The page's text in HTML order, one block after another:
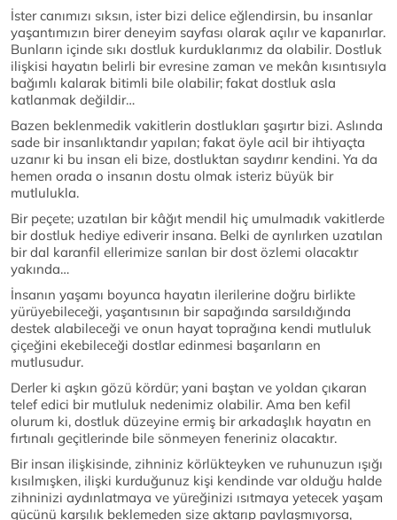
İster canımızı sıksın, ister bizi delice eğlendirsin, bu insanlar
yaşantımızın birer deneyim sayfası olarak açılır ve kapanırlar.
Bunların içinde sıkı dostluk kurduklarımız da olabilir. Dostluk
ilişkisi hayatın belirli bir evresine zaman ve mekân kısıntısıyla
bağımlı kalarak bitimli bile olabilir; fakat dostluk asla
katlanmak değildir…
Bazen beklenmedik vakitlerin dostlukları şaşırtır bizi. Aslında
sade bir insanlıktandır yapılan; fakat öyle acil bir ihtiyaçta
uzanır ki bu insan eli bize, dostluktan saydırır kendini. Ya da
hemen orada o insanın dostu olmak isteriz büyük bir
mutlulukla.
Bir peçete; uzatılan bir kâğıt mendil hiç umulmadık vakitlerde
bir dostluk hediye ediverir insana. Belki de ayrılırken uzatılan
bir dal karanfil ellerimize sarılan bir dost özlemi olacaktır
yakında…
İnsanın yaşamı boyunca hayatın ilerilerine doğru birlikte
yürüyebileceği, yaşantısının bir sapağında sarsıldığında
destek alabileceği ve onun hayat toprağına kendi mutluluk
çiçeğini ekebileceği dostlar edinmesi başarıların en
mutlusudur.
Derler ki aşkın gözü kördür; yani baştan ve yoldan çıkaran
telef edici bir mutluluk nedenimiz olabilir. Ama ben kefil
olurum ki, dostluk düzeyine ermiş bir arkadaşlık hayatın en
fırtınalı geçitlerinde bile sönmeyen feneriniz olacaktır.
Bir insan ilişkisinde, zihniniz körlükteyken ve ruhunuzun ışığı
kısılmışken, ilişki kurduğunuz kişi kendinde var olduğu halde
zihninizi aydınlatmaya ve yüreğinizi ısıtmaya yetecek yaşam
gücünü karşılık beklemeden size aktarıp paylaşmıyorsa,